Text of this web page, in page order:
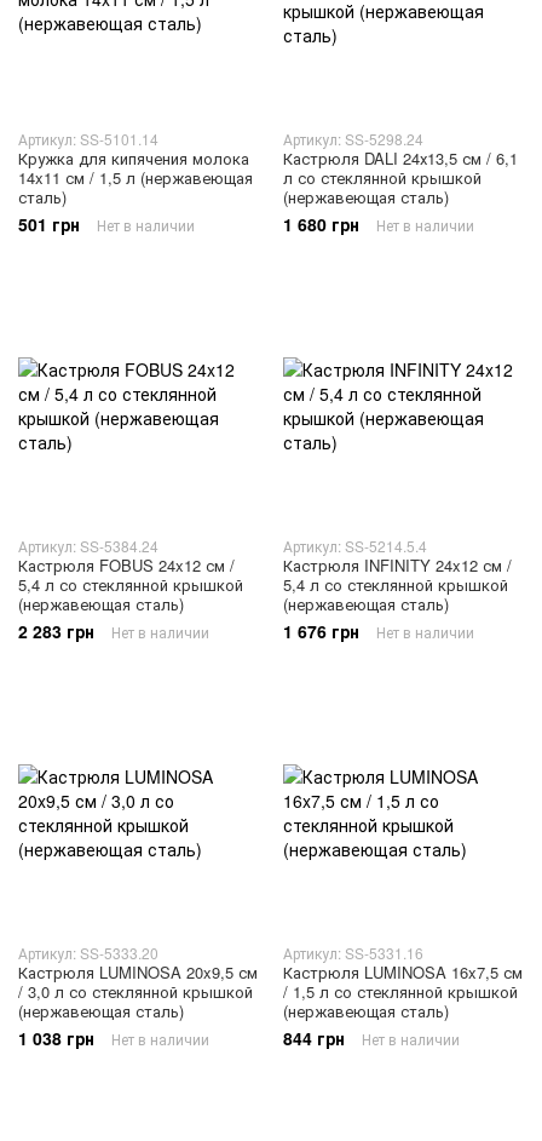
Артикул: SS-5101.14
Кружка для кипячения молока
14x11 см / 1,5 л (нержавеющая
сталь)
501 грн Нет в наличии
Артикул: SS-5298.24
Кастрюля DALI 24х13,5 см / 6,1
л со стеклянной крышкой
(нержавеющая сталь)
1 680 грн Нет в наличии
Артикул: SS-5384.24
Кастрюля FOBUS 24x12 см /
5,4 л со стеклянной крышкой
(нержавеющая сталь)
2 283 грн Нет в наличии
Артикул: SS-5214.5.4
Кастрюля INFINITY 24x12 см /
5,4 л со стеклянной крышкой
(нержавеющая сталь)
1 676 грн Нет в наличии
Артикул: SS-5333.20
Кастрюля LUMINOSA 20x9,5 см
/ 3,0 л со стеклянной крышкой
(нержавеющая сталь)
1 038 грн Нет в наличии
Артикул: SS-5331.16
Кастрюля LUMINOSA 16x7,5 см
/ 1,5 л со стеклянной крышкой
(нержавеющая сталь)
844 грн Нет в наличии